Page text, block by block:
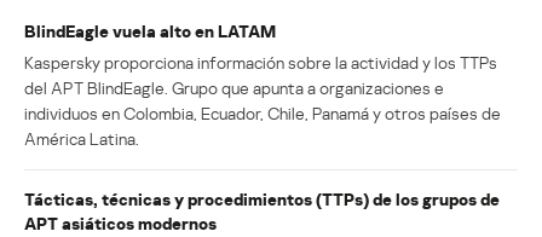
BlindEagle vuela alto en LATAM
Kaspersky proporciona información sobre la actividad y los TTPs
del APT BlindEagle. Grupo que apunta a organizaciones e
individuos en Colombia, Ecuador, Chile, Panamá y otros países de
América Latina.
Tácticas, técnicas y procedimientos (TTPs) de los grupos de
APT asiáticos modernos